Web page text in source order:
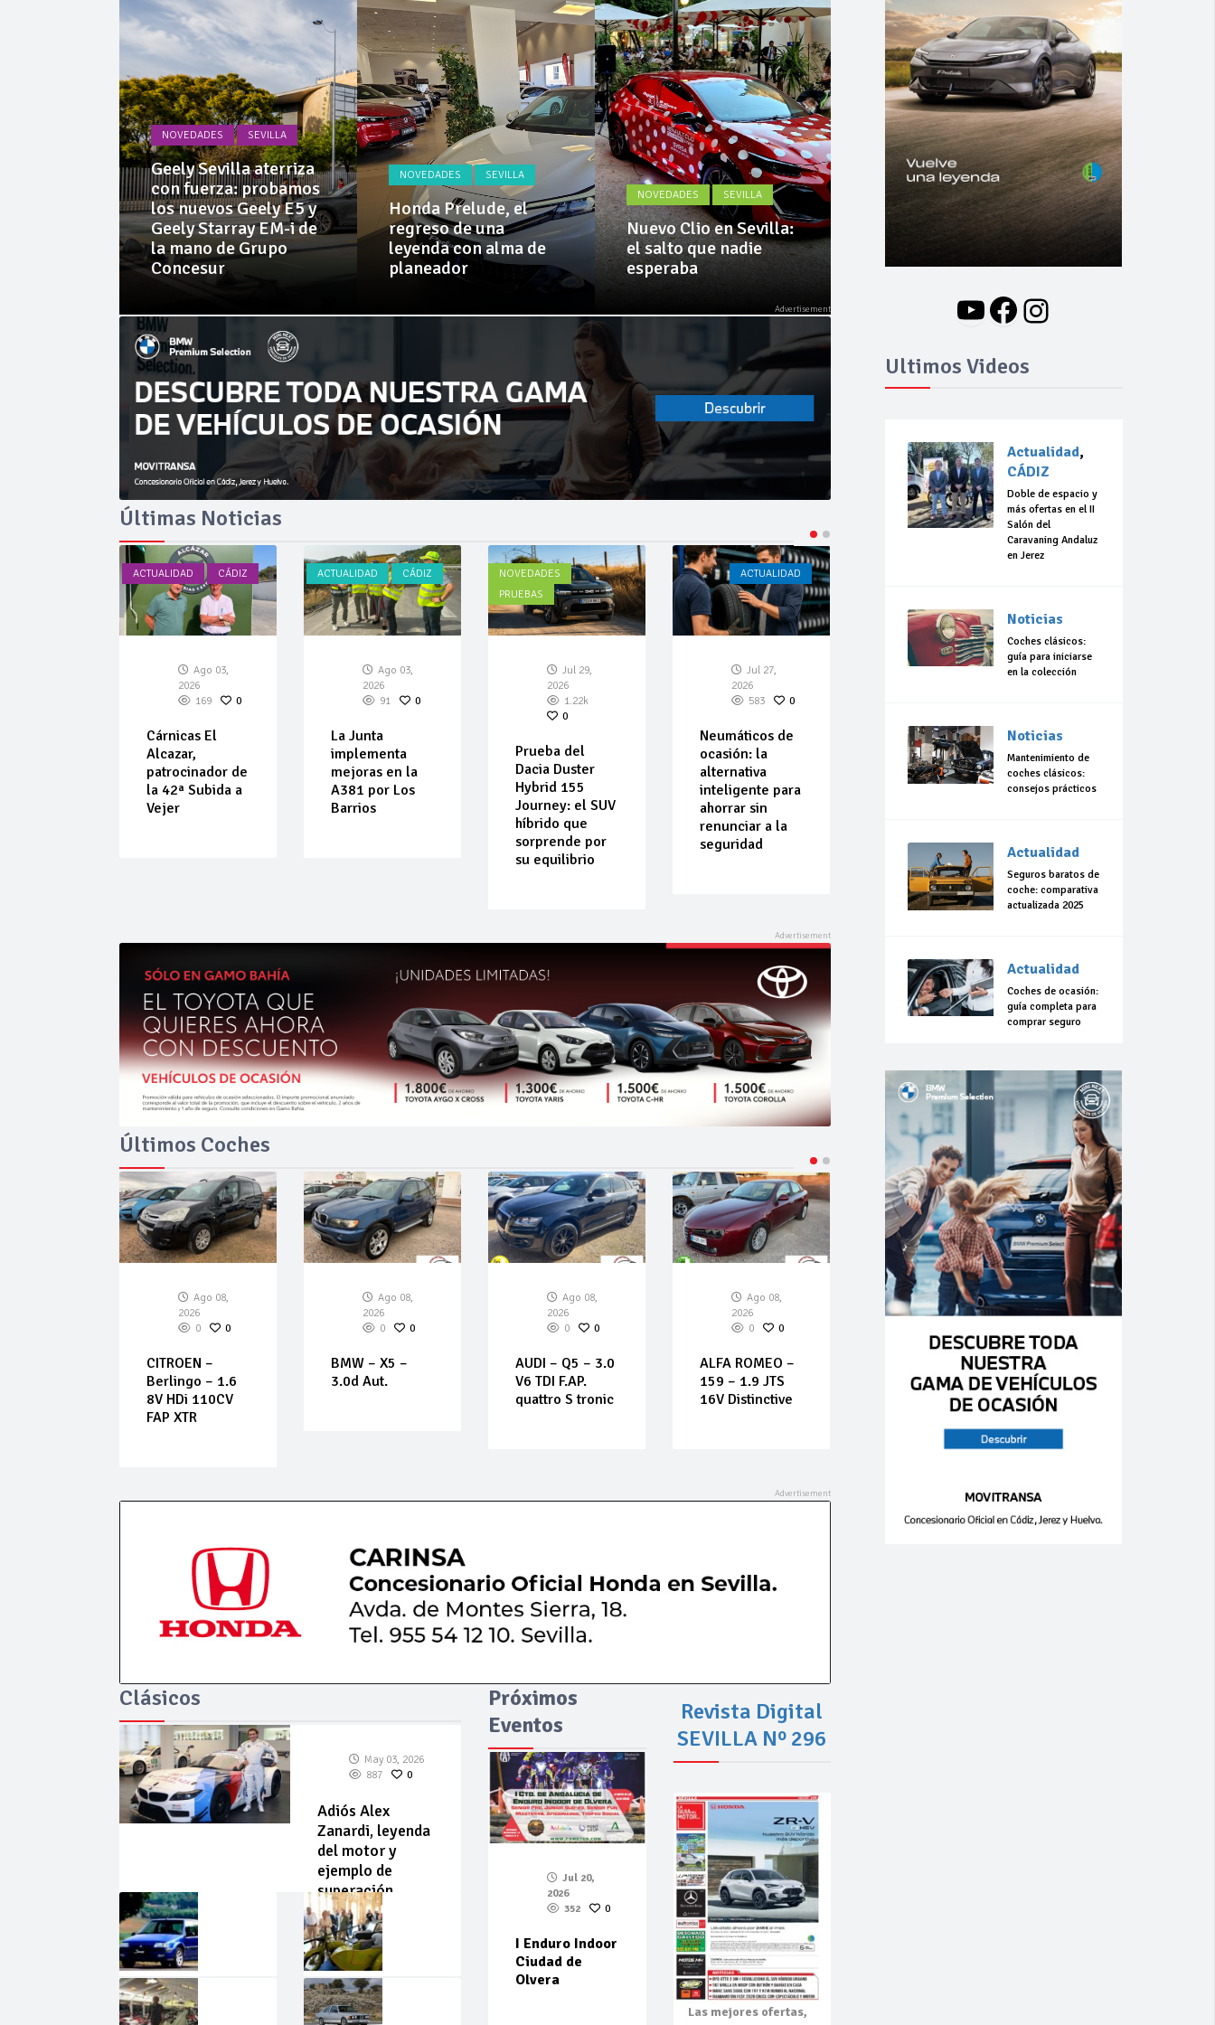
Clásicos,
Venta,
Pruebas,
Entrevistas,
Vídeos
y
mucho
más!
Cárnicas El Alcazar, patrocinador de la 42ª Subida a Vejer
La Junta implementa mejoras en la A381 por Los Barrios
NOVEDADES SEVILLA
Geely Sevilla aterriza
con fuerza: probamos
los nuevos Geely E5 y
Geely Starray EM-i de
la mano de Grupo
Concesur
NOVEDADES SEVILLA
Honda Prelude, el
regreso de una
leyenda con alma de
planeador
NOVEDADES SEVILLA
Nuevo Clio en Sevilla:
el salto que nadie
esperaba
NOVEDADES
Nuevo BMW i3: Y
finalmente el Serie 3
se hizo eléctrico
Últimas Noticias
ACTUALIDAD CÁDIZ
Ago 03,
2026
169
0
Cárnicas El
Alcazar,
patrocinador de
la 42ª Subida a
Vejer
ACTUALIDAD CÁDIZ
Ago 03,
2026
91
0
La Junta
implementa
mejoras en la
A381 por Los
Barrios
NOVEDADES
PRUEBAS
Jul 29,
2026
1.22k
0
Prueba del
Dacia Duster
Hybrid 155
Journey: el SUV
híbrido que
sorprende por
su equilibrio
ACTUALIDAD
Jul 27,
2026
583
0
Neumáticos de
ocasión: la
alternativa
inteligente para
ahorrar sin
renunciar a la
seguridad
Jul 23,
La 42ª Subida a
Vejer comienza
a perfilarse
con el sueño de
organizar una
carrera en
Últimos Coches
Ago 08,
2026
0
0
CITROEN –
Berlingo – 1.6
8V HDi 110CV
FAP XTR
Ago 08,
2026
0
0
BMW – X5 –
3.0d Aut.
Ago 08,
2026
0
0
AUDI – Q5 – 3.0
V6 TDI F.AP.
quattro S tronic
Ago 08,
2026
0
0
ALFA ROMEO –
159 – 1.9 JTS
16V Distinctive
Ago 07,
2026
Sprinter 314 cdi
2026
Mégane – 1.5
Clásicos
May 03, 2026
887
0
Adiós Alex
Zanardi, leyenda
del motor y
ejemplo de
superación
May
Abr
Próximos
Eventos
Jul 20,
2026
352
0
I Enduro Indoor
Ciudad de
Olvera
Revista Digital
SEVILLA Nº 296
Las mejores ofertas,
YouTube
Facebook
Instagram
Ultimos Videos
Actualidad,
CÁDIZ
Doble de espacio y
más ofertas en el II
Salón del
Caravaning Andaluz
en Jerez
Noticias
Coches clásicos:
guía para iniciarse
en la colección
Noticias
Mantenimiento de
coches clásicos:
consejos prácticos
Actualidad
Seguros baratos de
coche: comparativa
actualizada 2025
Actualidad
Coches de ocasión:
guía completa para
comprar seguro